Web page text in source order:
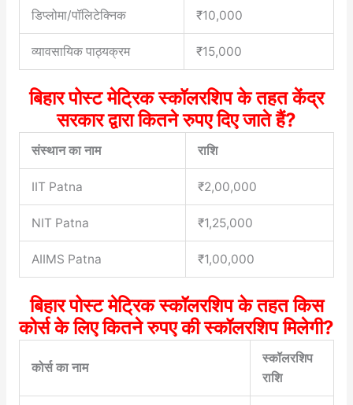
डिप्लोमा/पॉलिटेक्निक ₹10,000
व्यावसायिक पाठ्यक्रम ₹15,000
बिहार पोस्ट मेट्रिक स्कॉलरशिप के तहत केंद्र
सरकार द्वारा कितने रुपए दिए जाते हैं?
संस्थान का नाम राशि
IIT Patna ₹2,00,000
NIT Patna ₹1,25,000
AIIMS Patna ₹1,00,000
बिहार पोस्ट मेट्रिक स्कॉलरशिप के तहत किस
कोर्स के लिए कितने रुपए की स्कॉलरशिप मिलेगी?
कोर्स का नाम
स्कॉलरशिप
राशि